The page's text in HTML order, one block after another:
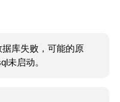
库失败，可能的原
未启动。